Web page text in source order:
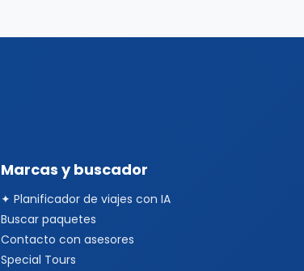
Marcas y buscador
✦ Planificador de viajes con IA
Buscar paquetes
Contacto con asesores
Special Tours